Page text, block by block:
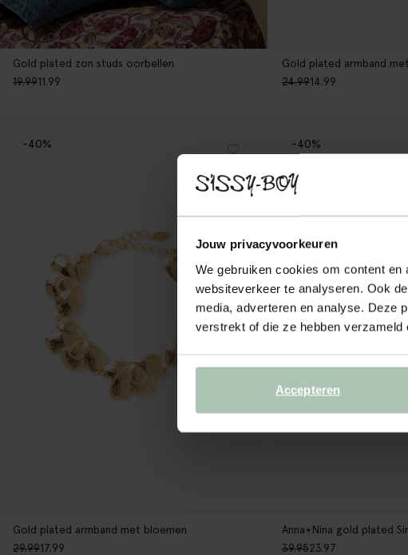
Jouw privacyvoorkeuren
We gebruiken cookies om content
websiteverkeer te analyseren. Ook
media, adverteren en analyse. Deze
verstrekt of die ze hebben
Accepteren
Gold plated zon studs oorbellen
19.9911.99
Gold plated armband
24.9914.99
Gold plated armband met bloemen
29.9917.99
-40%
Anna+Nina gold plated
39.9523.97
-40%